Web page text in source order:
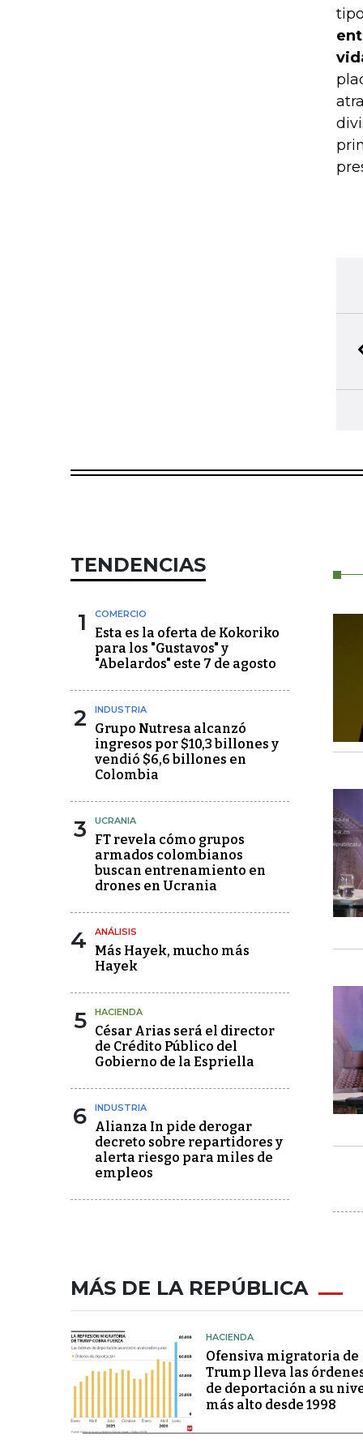
TENDENCIAS
1 COMERCIO
Esta es la oferta de Kokoriko
para los "Gustavos" y
"Abelardos" este 7 de agosto
2 INDUSTRIA
Grupo Nutresa alcanzó
ingresos por $10,3 billones y
vendió $6,6 billones en
Colombia
3 UCRANIA
FT revela cómo grupos
armados colombianos
buscan entrenamiento en
drones en Ucrania
4 ANÁLISIS
Más Hayek, mucho más
Hayek
5 HACIENDA
César Arias será el director
de Crédito Público del
Gobierno de la Espriella
6 INDUSTRIA
Alianza In pide derogar
decreto sobre repartidores y
alerta riesgo para miles de
empleos
MÁS DE LA REPÚBLICA
HACIENDA
Ofensiva migratoria de
Trump lleva las
de deportación a su
más alto desde 1998